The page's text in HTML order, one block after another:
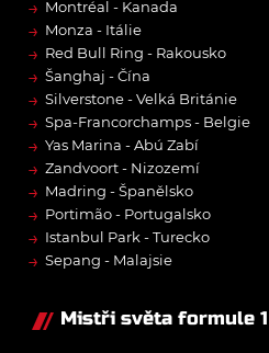
→ Montréal - Kanada
→ Monza - Itálie
→ Red Bull Ring - Rakousko
→ Šanghaj - Čína
→ Silverstone - Velká Británie
→ Spa-Francorchamps - Belgie
→ Yas Marina - Abú Zabí
→ Zandvoort - Nizozemí
→ Madring - Španělsko
→ Portimão - Portugalsko
→ Istanbul Park - Turecko
→ Sepang - Malajsie
Mistři světa formule 1